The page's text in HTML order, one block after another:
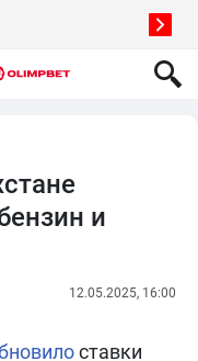
и
12.05.2025, 16:00
ставки